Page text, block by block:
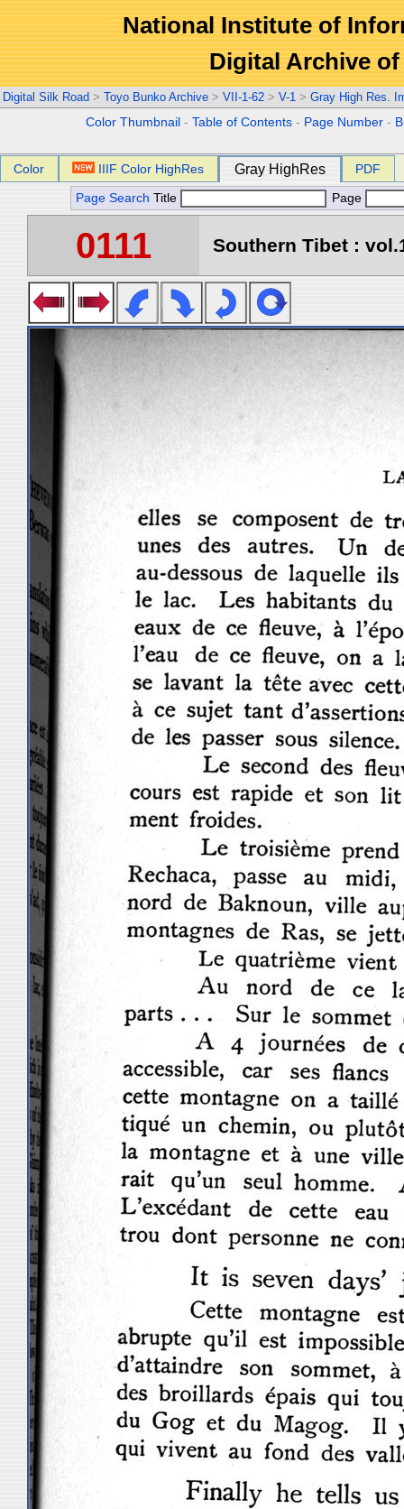
National Institute of
Digital Archive
Digital Silk Road > Toyo Bunko Archive > VII-1-62 > V-1 > Gray High Res.
Color Thumbnail -Table of Contents - Page Number -
Color IIIF Color HighRes Gray HighRes PDF
Page Search Title Page
0111 Southern Tibet :